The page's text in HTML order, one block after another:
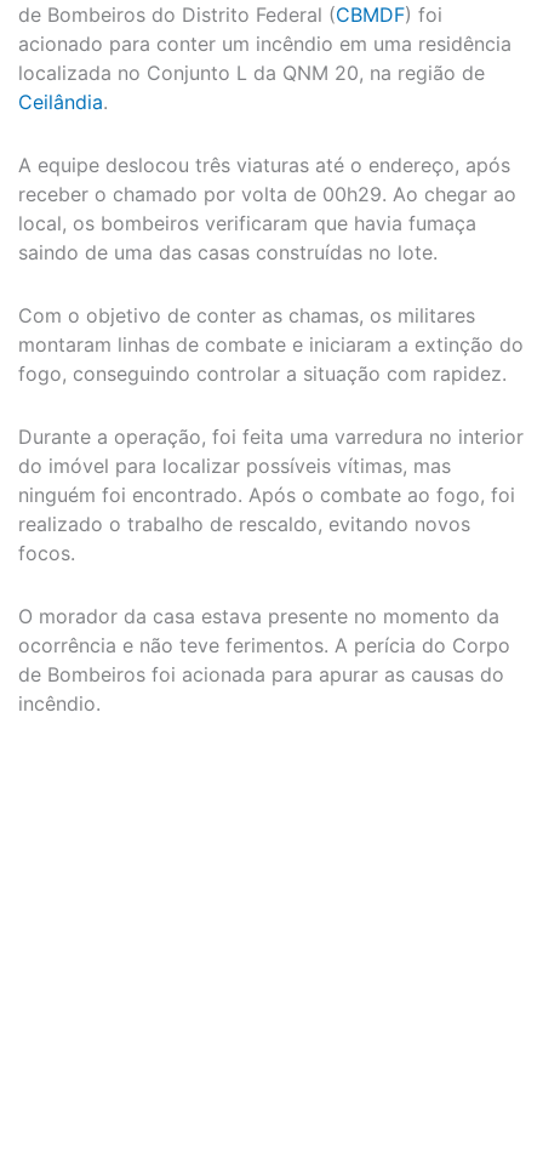
de Bombeiros do Distrito Federal (CBMDF) foi
acionado para conter um incêndio em uma residência
localizada no Conjunto L da QNM 20, na região de
Ceilândia.
A equipe deslocou três viaturas até o endereço, após
receber o chamado por volta de 00h29. Ao chegar ao
local, os bombeiros verificaram que havia fumaça
saindo de uma das casas construídas no lote.
Com o objetivo de conter as chamas, os militares
montaram linhas de combate e iniciaram a extinção do
fogo, conseguindo controlar a situação com rapidez.
Durante a operação, foi feita uma varredura no interior
do imóvel para localizar possíveis vítimas, mas
ninguém foi encontrado. Após o combate ao fogo, foi
realizado o trabalho de rescaldo, evitando novos
focos.
O morador da casa estava presente no momento da
ocorrência e não teve ferimentos. A perícia do Corpo
de Bombeiros foi acionada para apurar as causas do
incêndio.